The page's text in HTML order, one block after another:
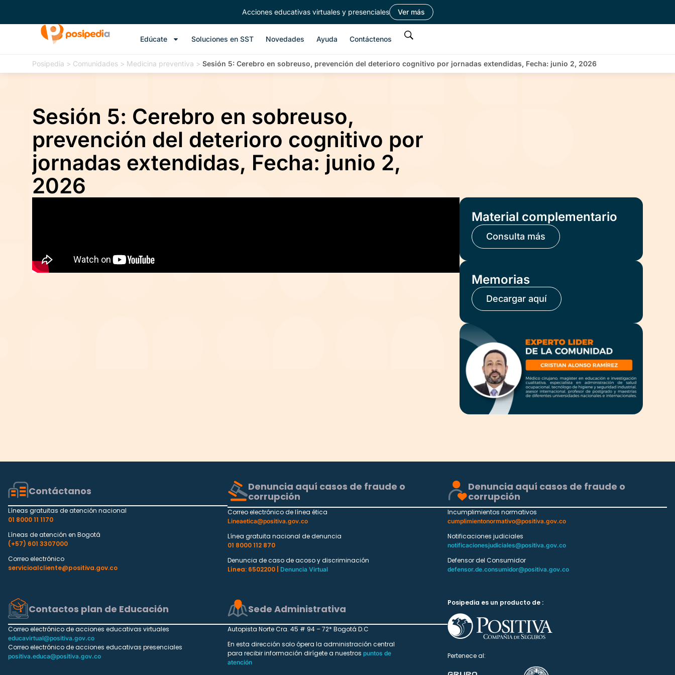
Acciones educativas virtuales y presenciales Ver más
Edúcate Soluciones en SST Novedades Ayuda Contáctenos
Posipedia > Comunidades > Medicina preventiva > Sesión 5: Cerebro en sobreuso, prevención del deterioro cognitivo por jornadas extendidas, Fecha: junio 2, 2026
Sesión 5: Cerebro en sobreuso,
prevención del deterioro cognitivo por
jornadas extendidas, Fecha: junio 2,
2026
Material complementario
Consulta más
Memorias
Decargar aquí
Contáctanos
Líneas gratuitas de atención nacional
01 8000 11 1170
Líneas de atención en Bogotá
(+57) 601 3307000
Correo electrónico
servicioalcliente@positiva.gov.co
Denuncia aquí casos de fraude o
corrupción
Correo electrónico de línea ética
Lineaetica@positiva.gov.co
Línea gratuita nacional de denuncia
01 8000 112 870
Denuncia de caso de acoso y discriminación
Línea: 6502200 |
Denuncia Virtual
Denuncia aquí casos de fraude o
corrupción
Incumplimientos normativos
cumplimientonormativo@positiva.gov.co
Notificaciones judiciales
notificacionesjudiciales@positiva.gov.co
Defensor del Consumidor
defensor.de.consumidor@positiva.gov.co
Contactos plan de Educación
Correo electrónico de acciones educativas virtuales
educavirtual@positiva.gov.co
Correo electrónico de acciones educativas presenciales
positiva.educa@positiva.gov.co
Sede Administrativa
Autopista Norte Cra. 45 # 94 – 72* Bogotá D.C
En esta dirección solo ópera la administración central
para recibir información dirígete a nuestros puntos de
atención
Posipedia es un producto de :
Pertenece al: